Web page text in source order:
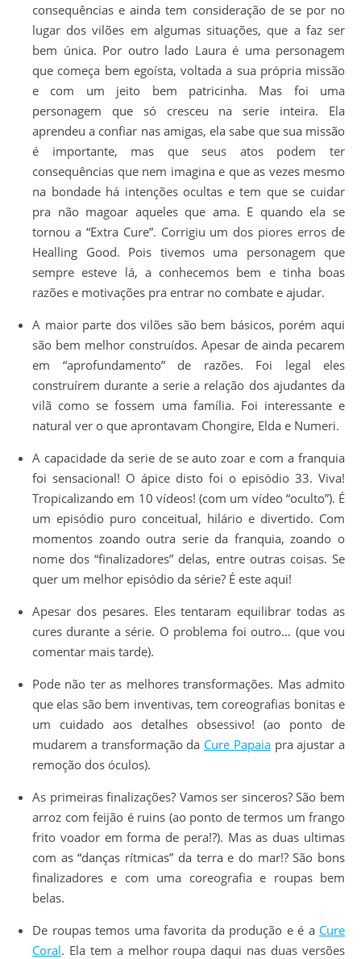
consequências e ainda tem consideração de se por no
lugar dos vilões em algumas situações, que a faz ser
bem única. Por outro lado Laura é uma personagem
que começa bem egoísta, voltada a sua própria missão
e com um jeito bem patricinha. Mas foi uma
personagem que só cresceu na serie inteira. Ela
aprendeu a confiar nas amigas, ela sabe que sua missão
é importante, mas que seus atos podem ter
consequências que nem imagina e que as vezes mesmo
na bondade há intenções ocultas e tem que se cuidar
pra não magoar aqueles que ama. E quando ela se
tornou a “Extra Cure”. Corrigiu um dos piores erros de
Healling Good. Pois tivemos uma personagem que
sempre esteve lá, a conhecemos bem e tinha boas
razões e motivações pra entrar no combate e ajudar.
A maior parte dos vilões são bem básicos, porém aqui
são bem melhor construídos. Apesar de ainda pecarem
em “aprofundamento” de razões. Foi legal eles
construírem durante a serie a relação dos ajudantes da
vilã como se fossem uma família. Foi interessante e
natural ver o que aprontavam Chongire, Elda e Numeri.
A capacidade da serie de se auto zoar e com a franquia
foi sensacional! O ápice disto foi o episódio 33. Viva!
Tropicalizando em 10 vídeos! (com um vídeo “oculto”). É
um episódio puro conceitual, hilário e divertido. Com
momentos zoando outra serie da franquia, zoando o
nome dos “finalizadores” delas, entre outras coisas. Se
quer um melhor episódio da série? É este aqui!
Apesar dos pesares. Eles tentaram equilibrar todas as
cures durante a série. O problema foi outro… (que vou
comentar mais tarde).
Pode não ter as melhores transformações. Mas admito
que elas são bem inventivas, tem coreografias bonitas e
um cuidado aos detalhes obsessivo! (ao ponto de
mudarem a transformação da Cure Papaiapra ajustar a
remoção dos óculos).
As primeiras finalizações? Vamos ser sinceros? São bem
arroz com feijão é ruins (ao ponto de termos um frango
frito voador em forma de pera!?). Mas as duas ultimas
com as “danças rítmicas” da terra e do mar!? São bons
finalizadores e com uma coreografia e roupas bem
belas.
De roupas temos uma favorita da produção e é a Cure
Coral. Ela tem a melhor roupa daqui nas duas versões